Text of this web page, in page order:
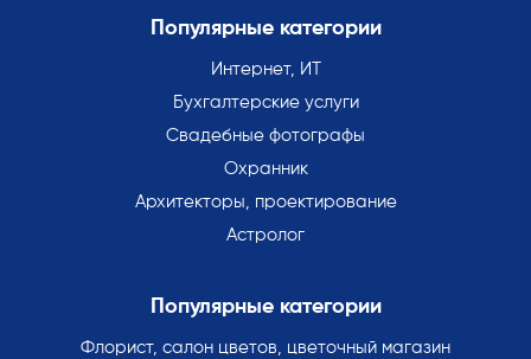
Популярные категории
Интернет, ИТ
Бухгалтерские услуги
Свадебные фотографы
Охранник
Архитекторы, проектирование
Астролог
Популярные категории
Флорист, салон цветов, цветочный магазин